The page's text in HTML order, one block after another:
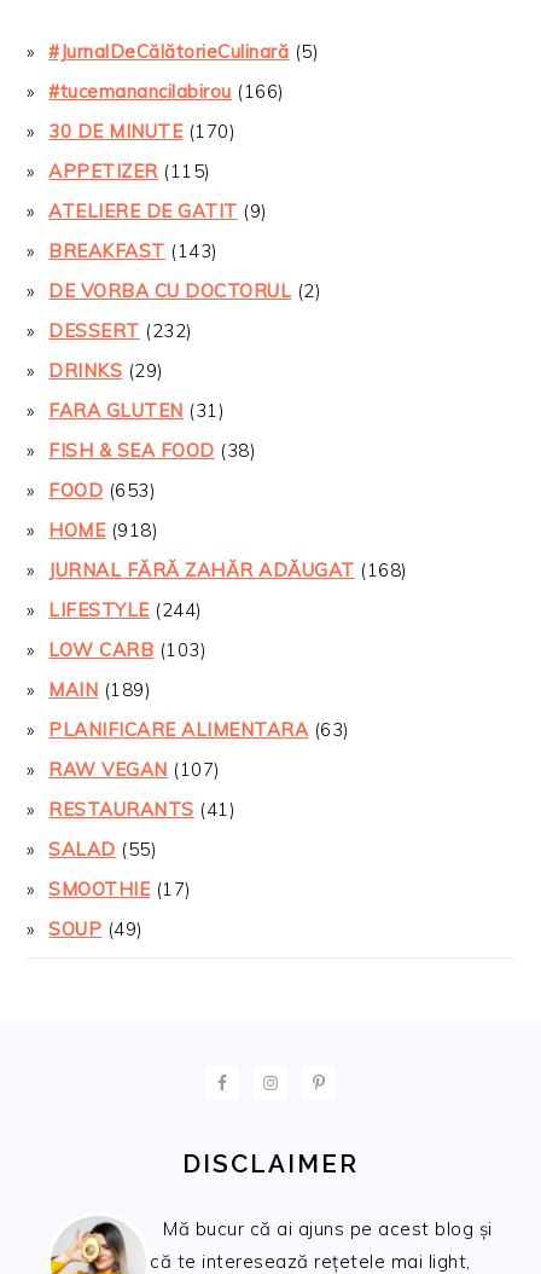
#JurnalDeCălătorieCulinară (5)
#tucemanancilabirou (166)
30 DE MINUTE(170)
APPETIZER(115)
ATELIERE DE GATIT (9)
BREAKFAST (143)
DE VORBA CU DOCTORUL (2)
DESSERT (232)
DRINKS (29)
FARA GLUTEN (31)
FISH & SEA FOOD (38)
FOOD (653)
HOME(918)
JURNAL FĂRĂ ZAHĂR ADĂUGAT (168)
LIFESTYLE(244)
LOW CARB (103)
MAIN (189)
PLANIFICARE ALIMENTARA(63)
RAW VEGAN (107)
RESTAURANTS (41)
SALAD (55)
SMOOTHIE(17)
SOUP (49)
DISCLAIMER
Mă bucur că ai ajuns pe acest blog și
că te interesează rețetele mai light,